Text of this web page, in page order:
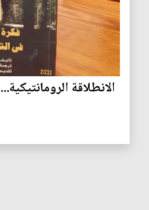
الانطلاقة الرومانتيكية...